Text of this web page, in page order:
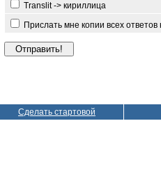
Translit -> кириллица
Прислать мне копии всех
Сделать стартовой